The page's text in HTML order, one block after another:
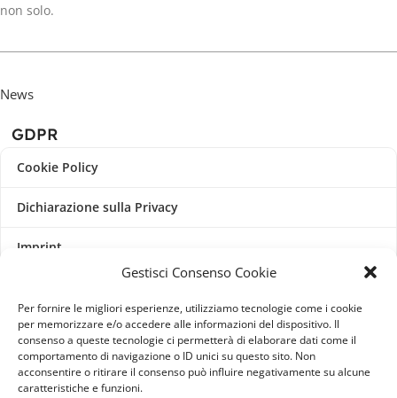
Gestisci Consenso Cookie
Per fornire le migliori esperienze, utilizziamo tecnologie come i cookie
per memorizzare e/o accedere alle informazioni del dispositivo. Il
consenso a queste tecnologie ci permetterà di elaborare dati come il
comportamento di navigazione o ID unici su questo sito. Non
acconsentire o ritirare il consenso può influire negativamente su alcune
caratteristiche e funzioni.
non solo.
News
GDPR
Cookie Policy
Dichiarazione sulla Privacy
Imprint
Disconoscimento
Pagine Dedicate